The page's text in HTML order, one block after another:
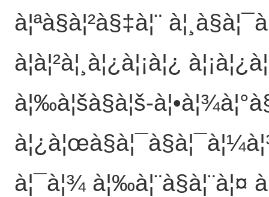
à¦ªà§à¦²à§‡à¦¨
à¦à¦²à¦¸à¦¿à¦¡à¦¿
à¦‰à¦šà§à¦š-
à¦¯à¦¾ à¦‰à¦¨à§à¦¨à¦¤